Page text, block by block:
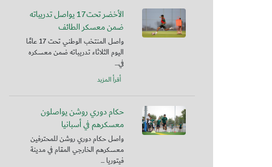
الأخضر تحت17 يواصل تدريباته
ضمن معسكر الطائف
واصل المنتخب الوطني تحت 17 عامًا
اليوم الثلاثاء تدريباته ضمن معسكره
في...
أقرأ المزيد
حكام دوري روشن يواصلون
معسكرهم في أسبانيا
واصل حكام دوري روشن للمحترفين
معسكرهم الخارجي المقام في مدينة
فيتوريا ...